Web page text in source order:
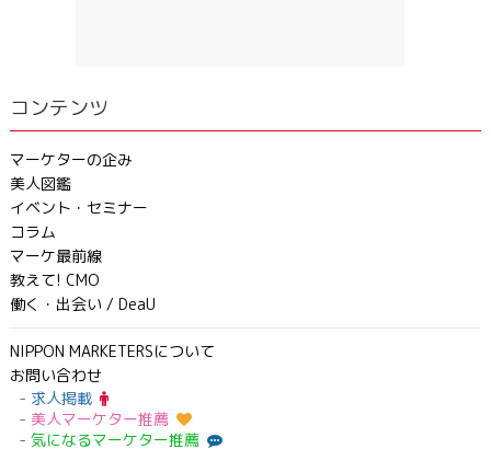
コンテンツ
マーケターの企み
美人図鑑
イベント・セミナー
コラム
マーケ最前線
教えて! CMO
働く・出会い / DeaU
NIPPON MARKETERSについて
お問い合わせ
求人掲載
美人マーケター推薦
気になるマーケター推薦